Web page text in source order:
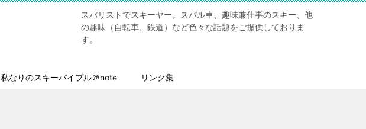
スバリストでスキーヤー。スバル車、趣味兼仕事のスキー、他
の趣味（自転車、鉄道）など色々な話題をご提供しておりま
す。
私なりのスキーバイブル＠note リンク集